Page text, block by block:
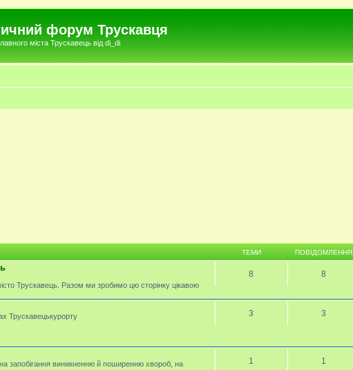
форум Трускавця
міста Трускавець від di_di
ТЕМИ ПОВІДОМЛЕННЯ
Трускавець. Разом ми зробимо цю сторінку цікавою
8 8
Трускавецькурорту
3 3
запобігання виникненню й поширенню хвороб, на
1 1